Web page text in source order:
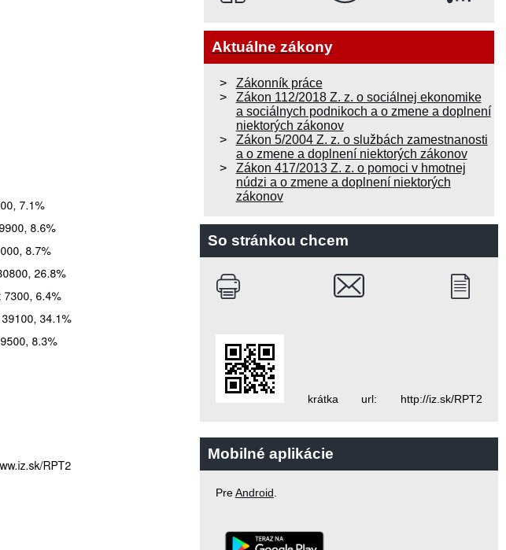
Aktuálne zákony
Zákonník práce
Zákon 112/2018 Z. z. o sociálnej ekonomike
a sociálnych podnikoch a o zmene a doplnení
niektorých zákonov
Zákon 5/2004 Z. z. o službách zamestnanosti
a o zmene a doplnení niektorých zákonov
Zákon 417/2013 Z. z. o pomoci v hmotnej
núdzi a o zmene a doplnení niektorých
zákonov
So stránkou chcem
krátka url: http://iz.sk/RPT2
Mobilné aplikácie
PreAndroid